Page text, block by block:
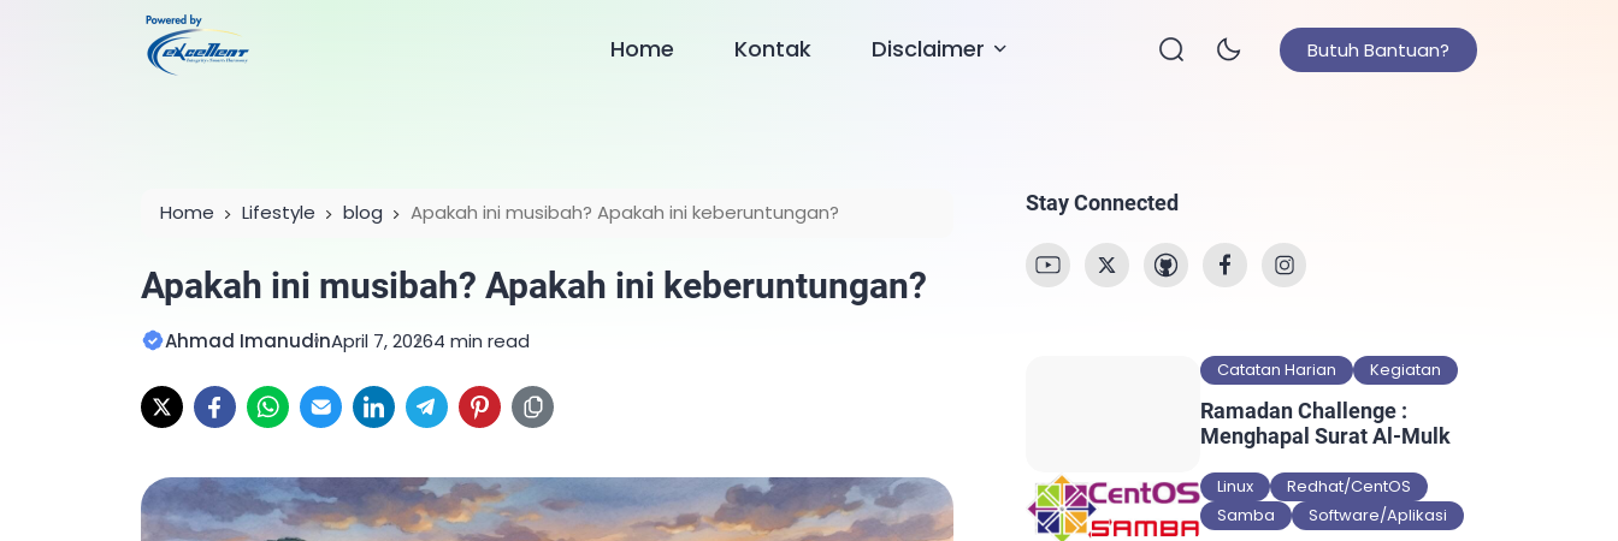
Home Kontak Disclaimer Butuh Bantuan?
Home Lifestyle blog Apakah ini musibah? Apakah ini keberuntungan?
Apakah ini musibah? Apakah ini keberuntungan?
Ahmad ImanudinApril 7, 20264 min read
Stay Connected
Catatan Harian Kegiatan
Ramadan Challenge :
Menghapal Surat Al-Mulk
Linux
Redhat/CentOS
Samba
Software/Aplikasi